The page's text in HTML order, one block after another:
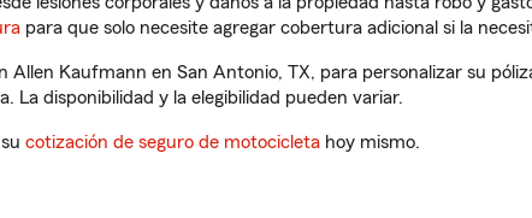
para que solo necesite agregar cobertura adicional si la
Allen Kaufmann en San Antonio, TX, para personalizar su
La disponibilidad y la elegibilidad pueden variar.
cotización de seguro de motocicleta hoy mismo.